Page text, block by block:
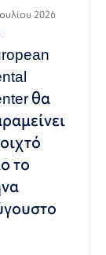
2026
θα
το